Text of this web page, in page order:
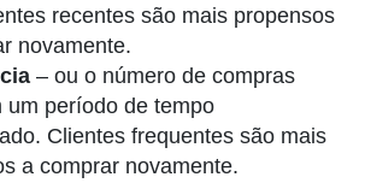
recentes são mais propensos
novamente.
– ou o número de compras
um período de tempo
Clientes frequentes são mais
a comprar novamente.